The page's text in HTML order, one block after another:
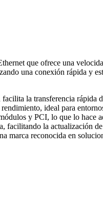
que ofrece una
una conexión rápida y
la transferencia
ideal para
y PCI, lo que lo hace
facilitando la actualización
reconocida en